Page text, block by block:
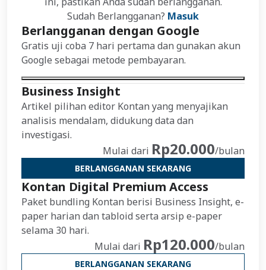
Sudah Berlangganan? Masuk
Berlangganan dengan Google
Gratis uji coba 7 hari pertama dan gunakan akun
Google sebagai metode pembayaran.
Business Insight
Artikel pilihan editor Kontan yang menyajikan
analisis mendalam, didukung data dan
investigasi.
Mulai dari Rp20.000/bulan
BERLANGGANAN SEKARANG
Kontan Digital Premium Access
Paket bundling Kontan berisi Business Insight, e-
paper harian dan tabloid serta arsip e-paper
selama 30 hari.
Mulai dari Rp120.000/bulan
BERLANGGANAN SEKARANG